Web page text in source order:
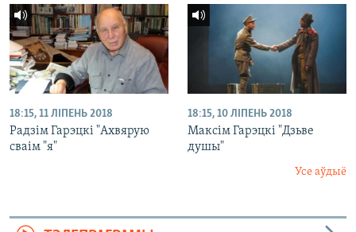
18:15, 11 ЛІПЕНЬ 2018
Радзім Гарэцкі "Ахвярую
сваім "я"
18:15, 10 ЛІПЕНЬ 2018
Максім Гарэцкі "Дзьве
душы"
Усе аўдыё